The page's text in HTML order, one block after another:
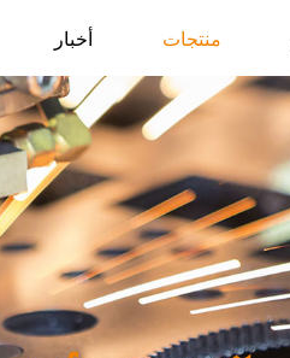
منتجات أخبار